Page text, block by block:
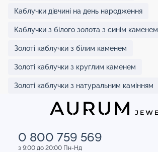
Каблучки дівчині на день народження
Каблучки з білого золота з синім каменем
Золоті каблучки з білим каменем
Золоті каблучки з круглим каменем
Золоті каблучки з натуральним камінням
0 800 759 569
з 9:00 до 20:00 Пн-Нд